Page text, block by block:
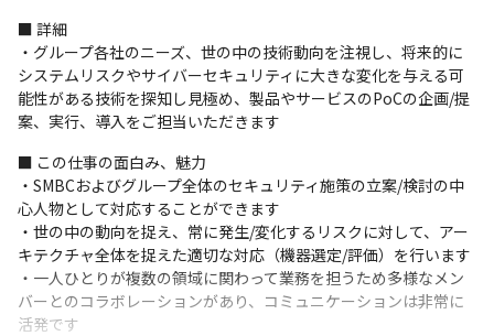
■ 詳細
・グループ各社のニーズ、世の中の技術動向を注視し、将来的に
システムリスクやサイバーセキュリティに大きな変化を与える可
能性がある技術を探知し見極め、製品やサービスのPoCの企画/提
案、実行、導入をご担当いただきます
■ この仕事の面白み、魅力
・SMBCおよびグループ全体のセキュリティ施策の立案/検討の中
心人物として対応することができます
・世の中の動向を捉え、常に発生/変化するリスクに対して、アー
キテクチャ全体を捉えた適切な対応（機器選定/評価）を行います
・一人ひとりが複数の領域に関わって業務を担うため多様なメン
バーとのコラボレーションがあり、コミュニケーションは非常に
活発です